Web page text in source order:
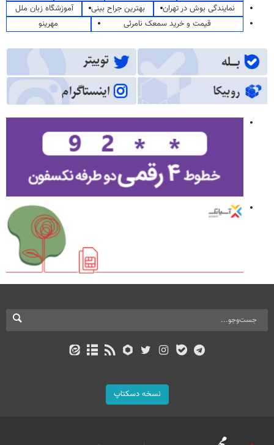
نمایندگی بوش در تهران
بهترین جراح بینی
آموزشگاه زبان ملل
قیمت و خرید سمعک نامرئی
مهرینو
نسخه دسکتاپ